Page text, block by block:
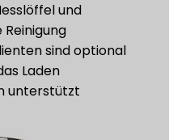
und
sind optional
Laden
unterstützt